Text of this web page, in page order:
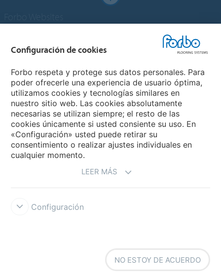
Forbo Flooring Systems
Forbo Movement Systems
Selecciona un país
Condiciones de uso
Protección de datos
Configuración de cookies
Forbo respeta y protege sus datos personales. Para
poder ofrecerle una experiencia de usuario óptima,
utilizamos cookies y tecnologías similares en
nuestro sitio web. Las cookies absolutamente
necesarias se utilizan siempre; el resto de las
cookies únicamente si usted consiente su uso. En
«Configuración» usted puede retirar su
consentimiento o realizar ajustes individuales en
cualquier momento.
LEER MÁS
Configuración
NO ESTOY DE ACUERDO